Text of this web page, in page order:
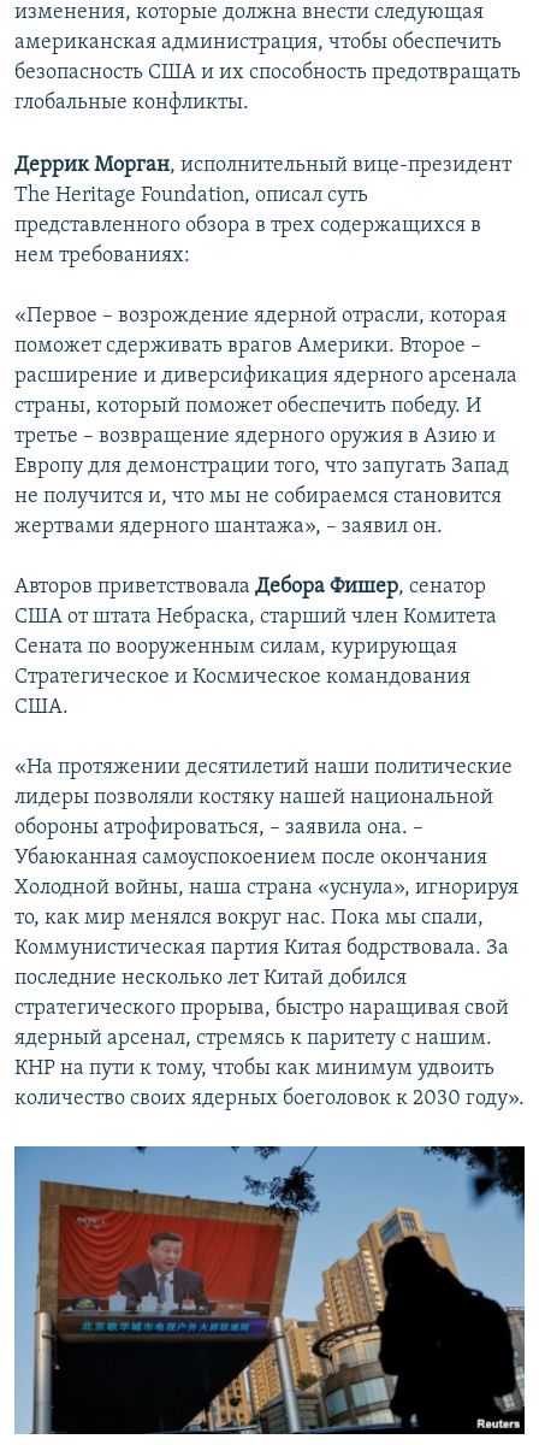
изменения, которые должна внести следующая
американская администрация, чтобы обеспечить
безопасность США и их способность предотвращать
глобальные конфликты.
Деррик Морган, исполнительный вице-президент
The Heritage Foundation, описал суть
представленного обзора в трех содержащихся в
нем требованиях:
«Первое – возрождение ядерной отрасли, которая
поможет сдерживать врагов Америки. Второе –
расширение и диверсификация ядерного арсенала
страны, который поможет обеспечить победу. И
третье – возвращение ядерного оружия в Азию и
Европу для демонстрации того, что запугать Запад
не получится и, что мы не собираемся становится
жертвами ядерного шантажа», – заявил он.
Авторов приветствовала Дебора Фишер, сенатор
США от штата Небраска, старший член Комитета
Сената по вооруженным силам, курирующая
Стратегическое и Космическое командования
США.
«На протяжении десятилетий наши политические
лидеры позволяли костяку нашей национальной
обороны атрофироваться, – заявила она. –
Убаюканная самоуспокоением после окончания
Холодной войны, наша страна «уснула», игнорируя
то, как мир менялся вокруг нас. Пока мы спали,
Коммунистическая партия Китая бодрствовала. За
последние несколько лет Китай добился
стратегического прорыва, быстро наращивая свой
ядерный арсенал, стремясь к паритету с нашим.
КНР на пути к тому, чтобы как минимум удвоить
количество своих ядерных боеголовок к 2030 году».